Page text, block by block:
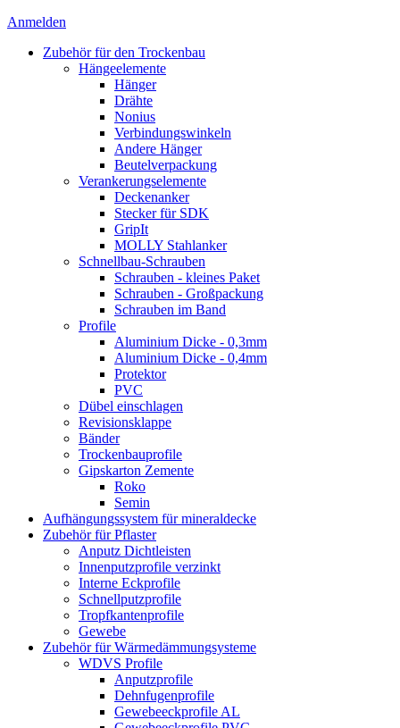
Anmelden
Zubehör für den Trockenbau
Hängeelemente
Hänger
Drähte
Nonius
Verbindungswinkeln
Andere Hänger
Beutelverpackung
Verankerungselemente
Deckenanker
Stecker für SDK
GripIt
MOLLY Stahlanker
Schnellbau-Schrauben
Schrauben - kleines Paket
Schrauben - Großpackung
Schrauben im Band
Profile
Aluminium Dicke - 0,3mm
Aluminium Dicke - 0,4mm
Protektor
PVC
Dübel einschlagen
Revisionsklappe
Bänder
Trockenbauprofile
Gipskarton Zemente
Roko
Semin
Aufhängungssystem für mineraldecke
Zubehör für Pflaster
Anputz Dichtleisten
Innenputzprofile verzinkt
Interne Eckprofile
Schnellputzprofile
Tropfkantenprofile
Gewebe
Zubehör für Wärmedämmungsysteme
WDVS Profile
Anputzprofile
Dehnfugenprofile
Gewebeeckprofile AL